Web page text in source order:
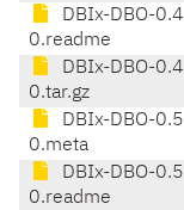
DBIx-DBO-0.4
0.readme
DBIx-DBO-0.4
0.tar.gz
DBIx-DBO-0.5
0.meta
DBIx-DBO-0.5
0.readme